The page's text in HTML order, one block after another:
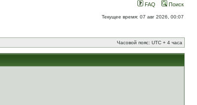
FAQ Поиск
Текущее время: 07 авг 2026, 00:07
Часовой пояс: UTC + 4 часа